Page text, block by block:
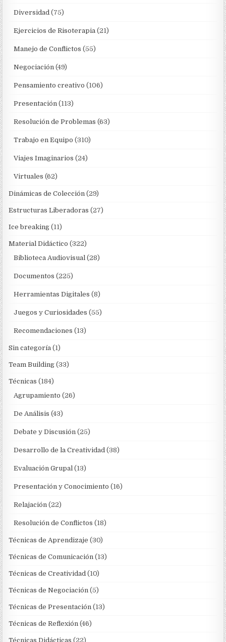
Diversidad (75)
Ejercicios de Risoterapia (21)
Manejo de Conflictos (55)
Negociación (49)
Pensamiento creativo (106)
Presentación (113)
Resolución de Problemas (63)
Trabajo en Equipo (310)
Viajes Imaginarios (24)
Virtuales (62)
Dinámicas de Colección (29)
Estructuras Liberadoras (27)
Ice breaking (11)
Material Didáctico (322)
Biblioteca Audiovisual (28)
Documentos (225)
Herramientas Digitales (8)
Juegos y Curiosidades (55)
Recomendaciones (13)
Sin categoría (1)
Team Building (33)
Técnicas (184)
Agrupamiento (26)
De Análisis (43)
Debate y Discusión (25)
Desarrollo de la Creatividad (38)
Evaluación Grupal (13)
Presentación y Conocimiento (16)
Relajación (22)
Resolución de Conflictos (18)
Técnicas de Aprendizaje (30)
Técnicas de Comunicación (13)
Técnicas de Creatividad (10)
Técnicas de Negociación (5)
Técnicas de Presentación (13)
Técnicas de Reflexión (46)
Técnicas Didácticas (22)